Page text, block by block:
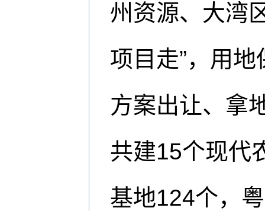
州资源、大湾
项目走”，用地
方案出让、拿
共建15个现代
基地124个，